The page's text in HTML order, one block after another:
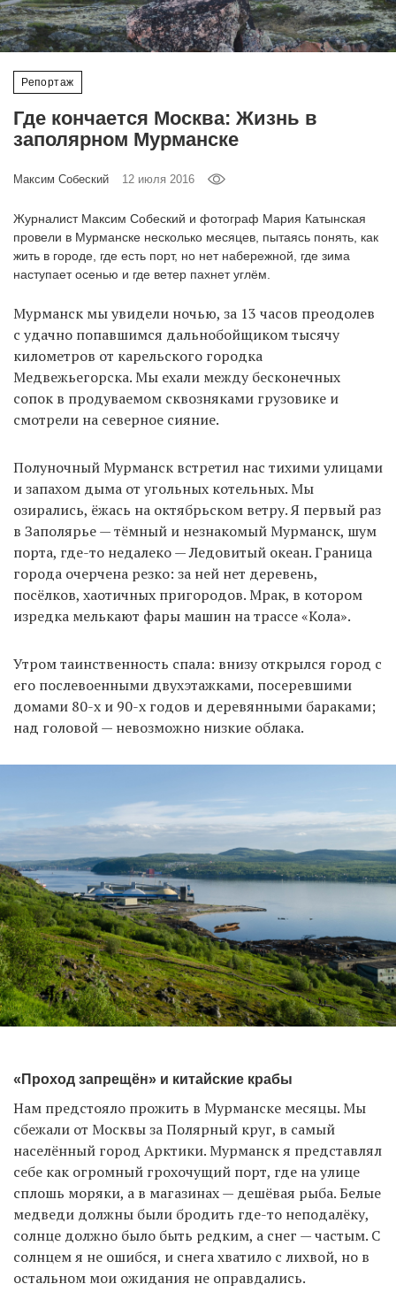
Репортаж
Где кончается Москва: Жизнь в
заполярном Мурманске
Максим Собеский 12 июля 2016
Журналист Максим Собеский и фотограф Мария Катынская
провели в Мурманске несколько месяцев, пытаясь понять, как
жить в городе, где есть порт, но нет набережной, где зима
наступает осенью и где ветер пахнет углём.
Мурманск мы увидели ночью, за 13 часов преодолев
с удачно попавшимся дальнобойщиком тысячу
километров от карельского городка
Медвежьегорска. Мы ехали между бесконечных
сопок в продуваемом сквозняками грузовике и
смотрели на северное сияние.
Полуночный Мурманск встретил нас тихими улицами
и запахом дыма от угольных котельных. Мы
озирались, ёжась на октябрьском ветру. Я первый раз
в Заполярье — тёмный и незнакомый Мурманск, шум
порта, где-то недалеко — Ледовитый океан. Граница
города очерчена резко: за ней нет деревень,
посёлков, хаотичных пригородов. Мрак, в котором
изредка мелькают фары машин на трассе «Кола».
Утром таинственность спала: внизу открылся город с
его послевоенными двухэтажками, посеревшими
домами 80-х и 90-х годов и деревянными бараками;
над головой — невозможно низкие облака.
«Проход запрещён» и китайские крабы
Нам предстояло прожить в Мурманске месяцы. Мы
сбежали от Москвы за Полярный круг, в самый
населённый город Арктики. Мурманск я представлял
себе как огромный грохочущий порт, где на улице
сплошь моряки, а в магазинах — дешёвая рыба. Белые
медведи должны были бродить где-то неподалёку,
солнце должно было быть редким, а снег — частым. С
солнцем я не ошибся, и снега хватило с лихвой, но в
остальном мои ожидания не оправдались.